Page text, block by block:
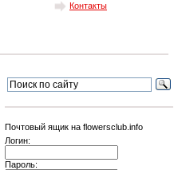
Контакты
Почтовый ящик на flowersclub.info
Логин:
Пароль: